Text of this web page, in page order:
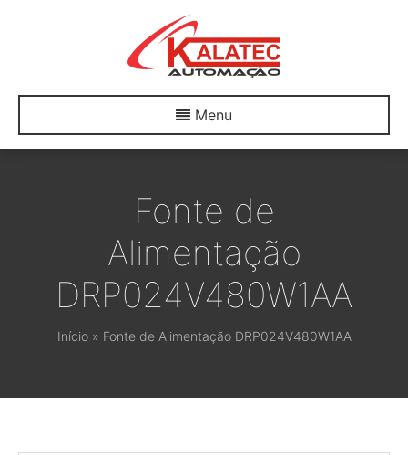
Menu
Fonte de
Alimentação
DRP024V480W1AA
Início» Fonte de Alimentação DRP024V480W1AA